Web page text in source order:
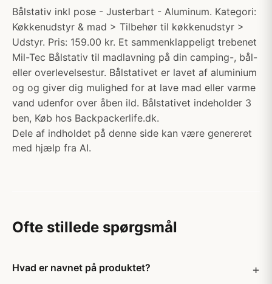
Bålstativ inkl pose - Justerbart - Aluminum. Kategori:
Køkkenudstyr & mad > Tilbehør til køkkenudstyr >
Udstyr. Pris: 159.00 kr. Et sammenklappeligt trebenet
Mil-Tec Bålstativ til madlavning på din camping-, bål-
eller overlevelsestur. Bålstativet er lavet af aluminium
og og giver dig mulighed for at lave mad eller varme
vand udenfor over åben ild. Bålstativet indeholder 3
ben, Køb hos Backpackerlife.dk.
Dele af indholdet på denne side kan være genereret
med hjælp fra AI.
Ofte stillede spørgsmål
Hvad er navnet på produktet?